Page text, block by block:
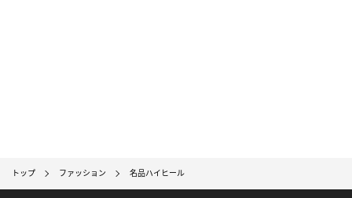
トップ ファッション 名品ハイヒール